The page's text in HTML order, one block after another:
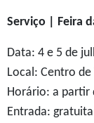
Serviço | Feira
Data: 4 e 5 de
Local: Centro
Horário: a partir
Entrada: gratuita